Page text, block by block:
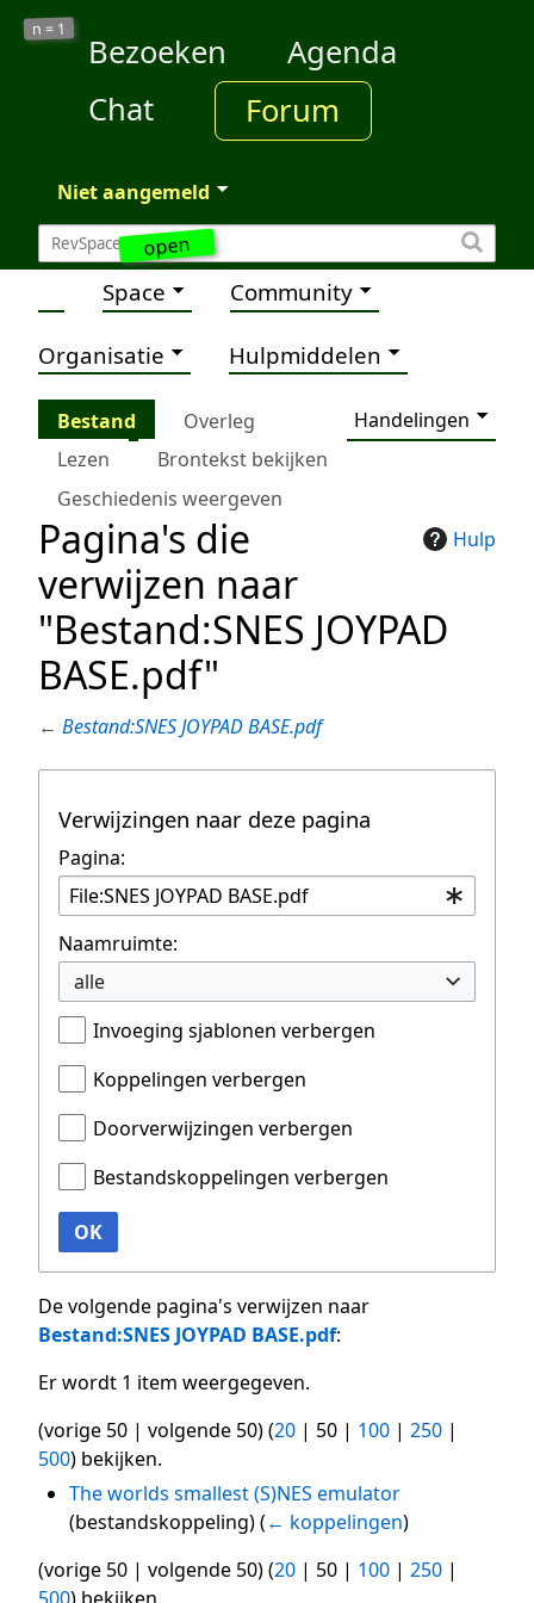
open
n = 1
Bezoeken
Agenda
Chat
Forum
Niet aangemeld
Space Community
Organisatie Hulpmiddelen
Bestand Overleg
Handelingen
Lezen
Brontekst bekijken
Geschiedenis weergeven
Hulp
Pagina's die
verwijzen naar
"Bestand:SNES JOYPAD
BASE.pdf"
← Bestand:SNES JOYPAD BASE.pdf
Verwijzingen naar deze pagina
Pagina:
Naamruimte:
alle
Invoeging sjablonen verbergen
Koppelingen verbergen
Doorverwijzingen verbergen
Bestandskoppelingen verbergen
OK
De volgende pagina's verwijzen naar
Bestand:SNES JOYPAD BASE.pdf:
Er wordt 1 item weergegeven.
(vorige 50 | volgende 50) (20 | 50 | 100 | 250 |
500) bekijken.
The worlds smallest (S)NES emulator
(bestandskoppeling)(← koppelingen)
(vorige 50 | volgende 50) (20 | 50 | 100 | 250 |